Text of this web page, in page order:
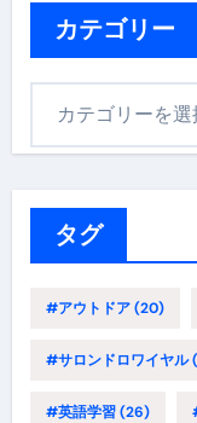
カテゴリー
タグ
#アウトドア(20)
#サロンドロワイヤル
#英語学習(26)